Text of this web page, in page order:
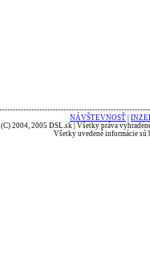
NÁVŠTEVNOSŤ
(C) 2004, 2005 DSL.sk | Všetky práva
Všetky uvedené informácie sú